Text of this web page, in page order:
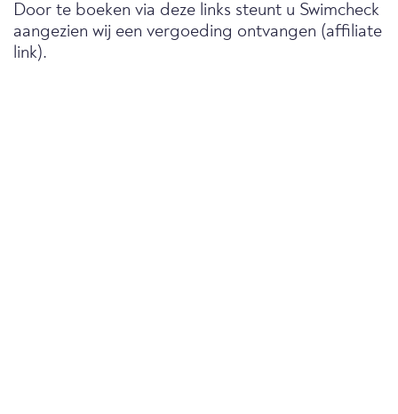
Door te boeken via deze links steunt u Swimcheck
aangezien wij een vergoeding ontvangen (affiliate
link).